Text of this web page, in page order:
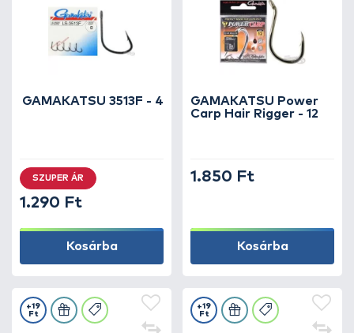
GAMAKATSU 3513F - 4
SZUPER ÁR
1.290 Ft
Kosárba
GAMAKATSU Power
Carp Hair Rigger - 12
1.850 Ft
Kosárba
+19
Ft
+19
Ft